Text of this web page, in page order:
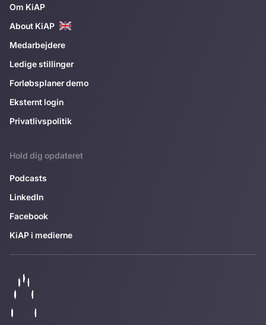
Om KiAP
About KiAP
Medarbejdere
Ledige stillinger
Forløbsplaner demo
Eksternt login
Privatlivspolitik
Hold dig opdateret
Podcasts
LinkedIn
Facebook
KiAP i medierne